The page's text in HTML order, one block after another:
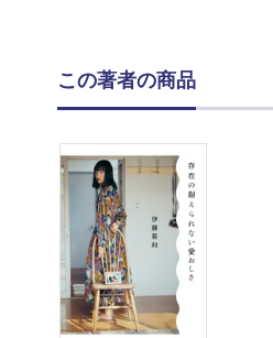
この著者の商品